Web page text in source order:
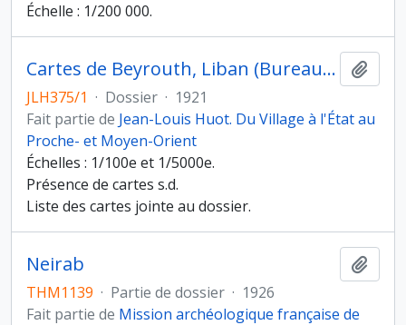
Échelle : 1/200 000.
Cartes de Beyrouth, Liban (Bureau topographique de l'AFL, Beyrouth)
JLH375/1 · Dossier · 1921
Fait partie de Jean-Louis Huot. Du Village à l'État au
Proche- et Moyen-Orient
Échelles : 1/100e et 1/5000e.
Présence de cartes s.d.
Liste des cartes jointe au dossier.
Neirab
THM1139 · Partie de dossier · 1926
Fait partie de Mission archéologique française de